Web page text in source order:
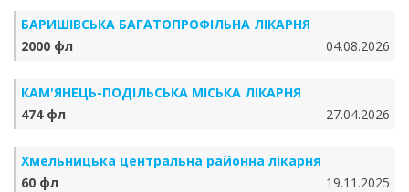
БАРИШІВСЬКА БАГАТОПРОФІЛЬНА ЛІКАРНЯ
2000 фл
04.08.2026
КАМ'ЯНЕЦЬ-ПОДІЛЬСЬКА МІСЬКА ЛІКАРНЯ
474 фл
27.04.2026
Хмельницька центральна районна лікарня
60 фл
19.11.2025